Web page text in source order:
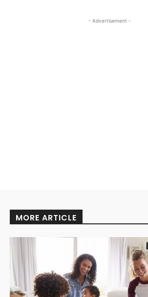
- Advertisement -
MORE ARTICLE